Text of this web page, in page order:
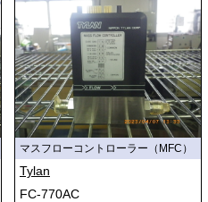
マスフローコントローラー（MFC）
Tylan
FC-770AC